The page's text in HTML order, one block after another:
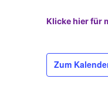
Klicke hier für
Zum